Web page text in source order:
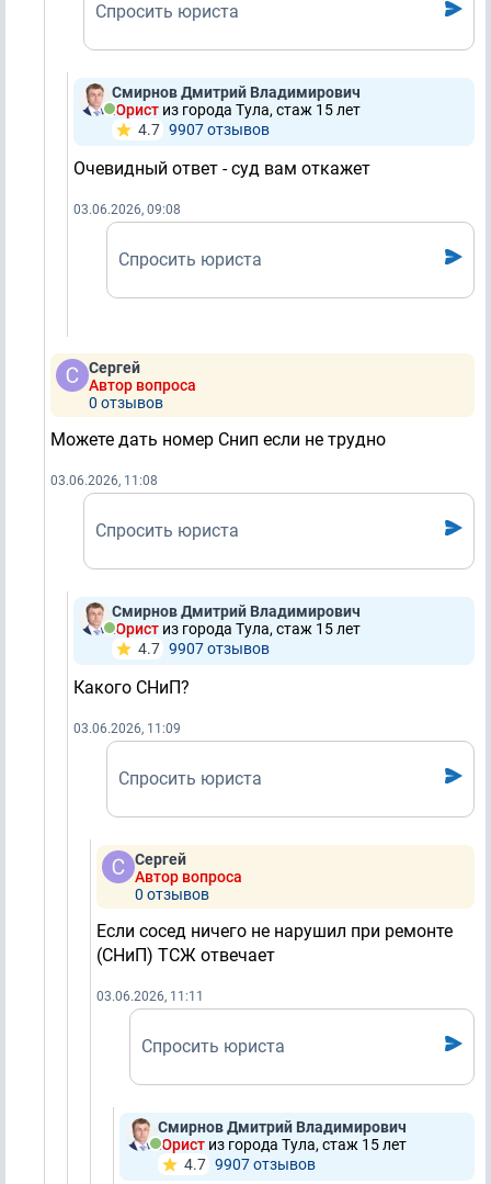
Спросить юриста
Смирнов Дмитрий Владимирович
Юрист из города Тула, стаж 15 лет
4.7 9907 отзывов
Очевидный ответ - суд вам откажет
03.06.2026, 09:08
Спросить юриста
Сергей
Автор вопроса
0 отзывов
Можете дать номер Снип если не трудно
03.06.2026, 11:08
Спросить юриста
Смирнов Дмитрий Владимирович
Юрист из города Тула, стаж 15 лет
4.7 9907 отзывов
Какого СНиП?
03.06.2026, 11:09
Спросить юриста
Сергей
Автор вопроса
0 отзывов
Если сосед ничего не нарушил при ремонте
(СНиП) ТСЖ отвечает
03.06.2026, 11:11
Спросить юриста
Смирнов Дмитрий Владимирович
Юрист из города Тула, стаж 15 лет
4.7 9907 отзывов